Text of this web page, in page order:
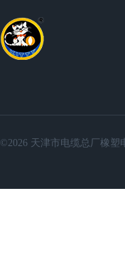
©2026 天津市电缆总厂橡塑